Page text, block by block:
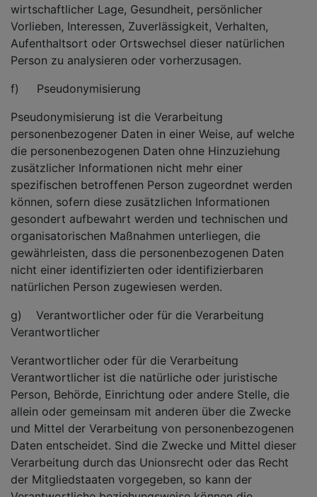
wirtschaftlicher Lage, Gesundheit, persönlicher
Vorlieben, Interessen, Zuverlässigkeit, Verhalten,
Aufenthaltsort oder Ortswechsel dieser natürlichen
Person zu analysieren oder vorherzusagen.
f) Pseudonymisierung
Pseudonymisierung ist die Verarbeitung
personenbezogener Daten in einer Weise, auf welche
die personenbezogenen Daten ohne Hinzuziehung
zusätzlicher Informationen nicht mehr einer
spezifischen betroffenen Person zugeordnet werden
können, sofern diese zusätzlichen Informationen
gesondert aufbewahrt werden und technischen und
organisatorischen Maßnahmen unterliegen, die
gewährleisten, dass die personenbezogenen Daten
nicht einer identifizierten oder identifizierbaren
natürlichen Person zugewiesen werden.
g) Verantwortlicher oder für die Verarbeitung
Verantwortlicher
Verantwortlicher oder für die Verarbeitung
Verantwortlicher ist die natürliche oder juristische
Person, Behörde, Einrichtung oder andere Stelle, die
allein oder gemeinsam mit anderen über die Zwecke
und Mittel der Verarbeitung von personenbezogenen
Daten entscheidet. Sind die Zwecke und Mittel dieser
Verarbeitung durch das Unionsrecht oder das Recht
der Mitgliedstaaten vorgegeben, so kann der